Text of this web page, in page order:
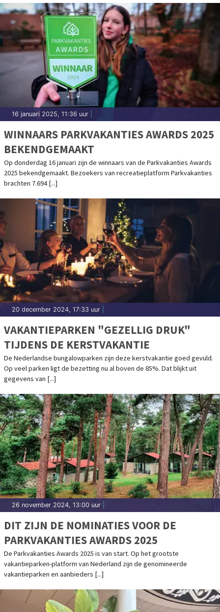
16 januari 2025, 11:36 uur
WINNAARS PARKVAKANTIES AWARDS 2025
BEKENDGEMAAKT
Op donderdag 16 januari zijn de winnaars van de Parkvakanties Awards
2025 bekendgemaakt. Bezoekers van recreatieplatform Parkvakanties
brachten 7.694 [...]
20 december 2024, 17:33 uur
VAKANTIEPARKEN "GEZELLIG DRUK"
TIJDENS DE KERSTVAKANTIE
De Nederlandse bungalowparken zijn deze kerstvakantie goed gevuld.
Op veel parken ligt de bezetting nu al boven de 85%. Dat blijkt uit
gegevens van [...]
26 november 2024, 13:00 uur
DIT ZIJN DE NOMINATIES VOOR DE
PARKVAKANTIES AWARDS 2025
De Parkvakanties Awards 2025 is van start. Op het grootste
vakantieparken-platform van Nederland zijn de genomineerde
vakantieparken en aanbieders [...]